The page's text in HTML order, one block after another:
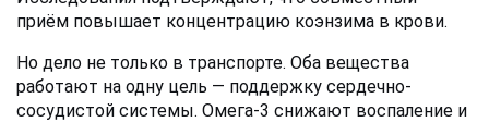
приём повышает концентрацию коэнзима в крови.
Но дело не только в транспорте. Оба вещества
работают на одну цель — поддержку сердечно-
сосудистой системы. Омега-3 снижают воспаление и